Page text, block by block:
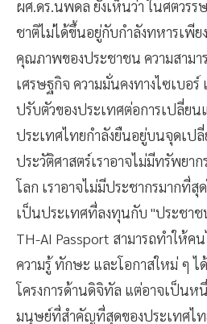
ผศ.ดร.นพดล ยังเห็นว่า ในศตวรร
ชาติไม่ได้ขึ้นอยู่กับกำลังทหารเพีย
คุณภาพของประชาชน ความสามา
เศรษฐกิจ ความมั่นคงทางไซเบอร์
ปรับตัวของประเทศต่อการเปลี่ยน
ประเทศไทยกำลังยืนอยู่บนจุดเป
ประวัติศาสตร์เราอาจไม่มีทรัพยา
โลก เราอาจไม่มีประชากรมากที่สุ
เป็นประเทศที่ลงทุนกับ "ประชา
TH-AI Passport สามารถทำให้ค
ความรู้ ทักษะ และโอกาสใหม่ ๆ ไ
โครงการด้านดิจิทัล แต่อาจเป็นห
มนุษย์ที่สำคัญที่สุดของประเทศไท